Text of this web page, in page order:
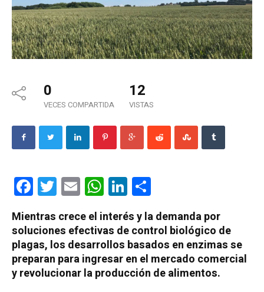
0
VECES COMPARTIDA
12
VISTAS
FacebookTwitterEmail WhatsAppLinkedIn
Mientras crece el interés y la demanda por
soluciones efectivas de control biológico de
plagas, los desarrollos basados en enzimas se
preparan para ingresar en el mercado comercial
y revolucionar la producción de alimentos.